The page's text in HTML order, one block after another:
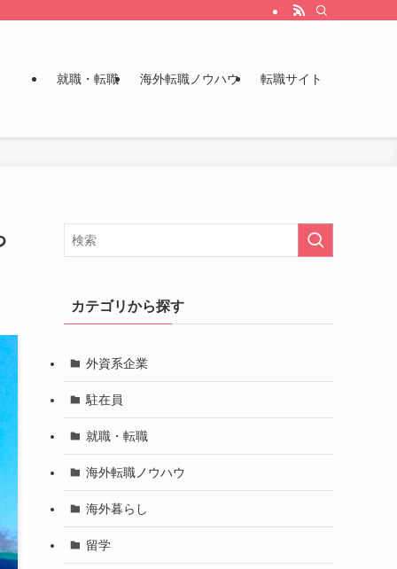
就職・転職 海外転職ノウハウ 転職サイト
カテゴリから探す
外資系企業
駐在員
就職・転職
海外転職ノウハウ
海外暮らし
留学